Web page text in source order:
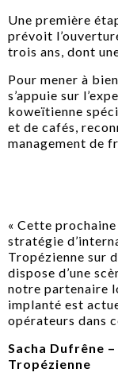
Une première
prévoit
trois ans, dont
Pour mener à
s’appuie sur
koweïtienne
et de cafés,
management de
« Cette
stratégie
Tropézienne sur
dispose d’une
notre partenaire
implanté est
opérateurs dans
Sacha Dufrêne
Tropézienne